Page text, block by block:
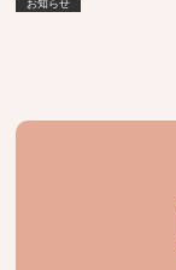
お知らせ